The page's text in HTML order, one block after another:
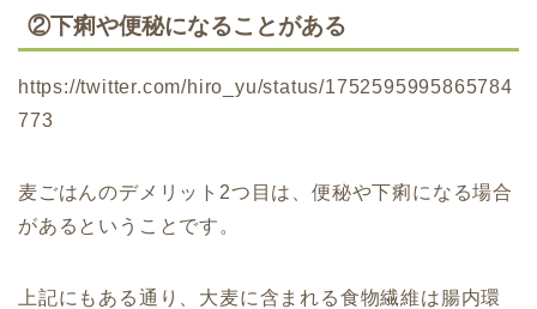
②下痢や便秘になることがある
https://twitter.com/hiro_yu/status/1752595995865784
773
麦ごはんのデメリット2つ目は、便秘や下痢になる場合
があるということです。
上記にもある通り、大麦に含まれる食物繊維は腸内環